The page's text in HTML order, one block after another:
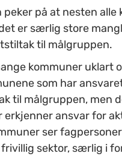
peker på at nesten alle
er særlig store
til målgruppen.
kommuner uklart
som har
til målgruppen, men
erkjenner ansvar for
ser
sektor, særlig i